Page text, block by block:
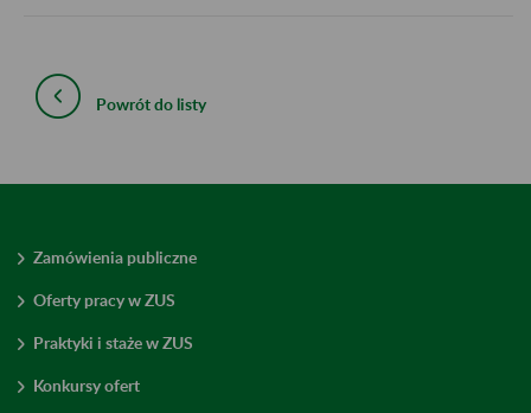
Powrót do listy
Zamówienia publiczne
Oferty pracy w ZUS
Praktyki i staże w ZUS
Konkursy ofert